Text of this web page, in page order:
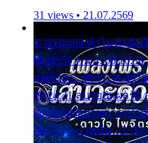
31 views • 21.07.2569
1. 00:00:00 ทำไมทำฉัน
00:06:50 คน 4.
สุดท้าย 6. 00:17:30 ยาใ
00:24:21 ลบรอยแผลรัก
00:30:54 ขบวนการเปา
00:37:20 ปาหนัน 13.